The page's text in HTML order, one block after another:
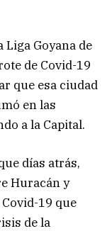
Goyana de
de Covid-19
que esa ciudad
en las
a la Capital.
días atrás,
Huracán y
19 que
de la